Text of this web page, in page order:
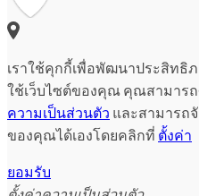
เราใช้คุกกี้เพื่อพัฒนาประสิทธิ
ใช้เว็บไซต์ของคุณ คุณสามารถ
ความเป็นส่วนตัว และสามารถ
ของคุณได้เองโดยคลิกที่ ตั้งค่า
ยอมรับ